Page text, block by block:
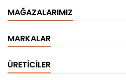
MAĞAZALARIMIZ
MARKALAR
ÜRETICILER